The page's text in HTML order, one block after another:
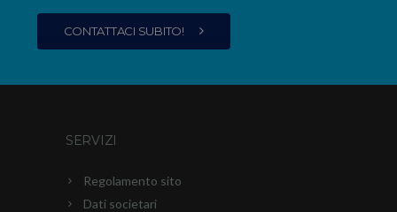
CONTATTACI SUBITO!
SERVIZI
Regolamento sito
Dati societari